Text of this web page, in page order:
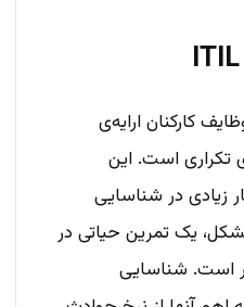
کارکنان ارایه‌ی
است. این
در شناسایی
یک تمرین حیاتی در
است. شناسایی